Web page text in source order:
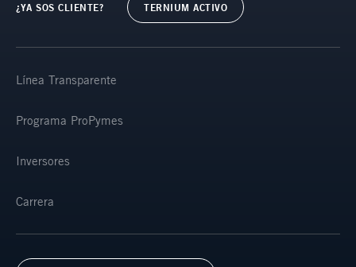
¿YA SOS CLIENTE? TERNIUM ACTIVO
Línea Transparente
Programa ProPymes
Inversores
Carrera